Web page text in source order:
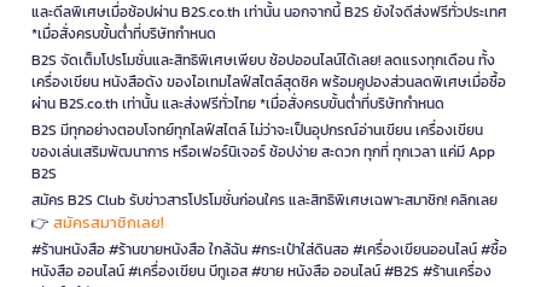
และดีลพิเศษเมื่อช้อปผ่าน B2S.co.th เท่านั้น นอกจากนี้ B2S ยังใจดีส่งฟรีทั่วประเทศ
*เมื่อสั่งครบขั้นต่ำที่บริษัทกำหนด
B2S จัดเต็มโปรโมชั่นและสิทธิพิเศษเพียบ ช้อปออนไลน์ได้เลย! ลดแรงทุกเดือน ทั้ง
เครื่องเขียน หนังสือดัง ของไอเทมไลฟ์สไตล์สุดชิค พร้อมคูปองส่วนลดพิเศษเมื่อซื้อ
ผ่าน B2S.co.th เท่านั้น และส่งฟรีทั่วไทย *เมื่อสั่งครบขั้นต่ำที่บริษัทกำหนด
B2S มีทุกอย่างตอบโจทย์ทุกไลฟ์สไตล์ ไม่ว่าจะเป็นอุปกรณ์อ่านเขียน เครื่องเขียน
ของเล่นเสริมพัฒนาการ หรือเฟอร์นิเจอร์ ช้อปง่าย สะดวก ทุกที่ ทุกเวลา แค่มี App
B2S
สมัคร B2S Club รับข่าวสารโปรโมชั่นก่อนใคร และสิทธิพิเศษเฉพาะสมาชิก! คลิกเลย
👉 สมัครสมาชิกเลย!
#ร้านหนังสือ #ร้านขายหนังสือ ใกล้ฉัน #กระเป๋าใส่ดินสอ #เครื่องเขียนออนไลน์ #ซื้อ
หนังสือ ออนไลน์ #เครื่องเขียน บีทูเอส #ขาย หนังสือ ออนไลน์ #B2S #ร้านเครื่อง